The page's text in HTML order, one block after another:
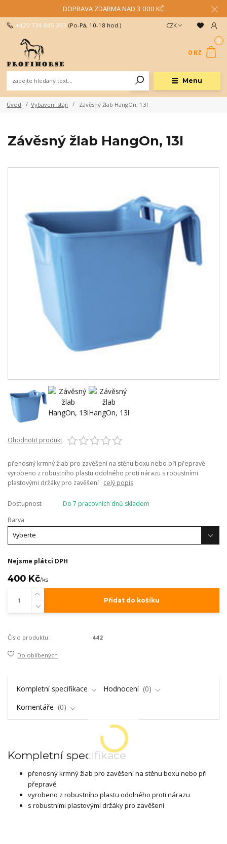
DOPRAVA ZDARMA NAD 3 000 KČ
Menu
CZK
+420 734 845 393 (Po-Pá, 10-18 hod.)
0
0 Kč
Úvod Vybavení stájí Závěsný žlab HangOn, 13l
Závěsný žlab HangOn, 13l
Ohodnotit produkt
přenosný krmný žlab pro zavěšení na stěnu boxu nebo při přepravě
vyrobeno z robustního plastu odolného proti nárazu s robustními
plastovými držáky pro zavěšení celý popis
Dostupnost
Do 7 pracovních dnů skladem
Barva
Nejsme plátci DPH
400 Kč/ks
Přidat do košíku
Číslo produktu: 442
Do oblíbených
Kompletní specifikace Hodnocení
0
Komentáře
0
Kompletní specifikace
přenosný krmný žlab pro zavěšení na stěnu boxu nebo při
přepravě
vyrobeno z robustního plastu odolného proti nárazu
s robustními plastovými držáky pro zavěšení